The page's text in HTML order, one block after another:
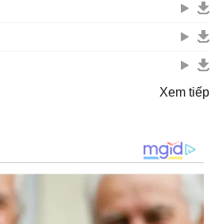
Xem tiếp